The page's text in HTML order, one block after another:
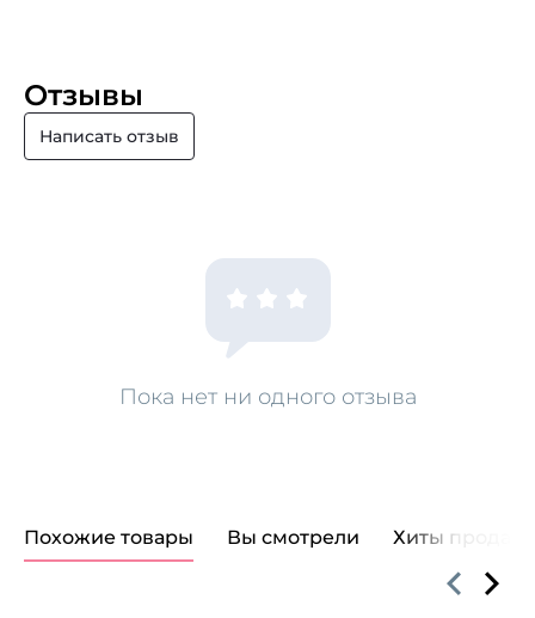
Отзывы
Написать отзыв
Пока нет ни одного отзыва
Похожие товары Вы смотрели Хиты продаж